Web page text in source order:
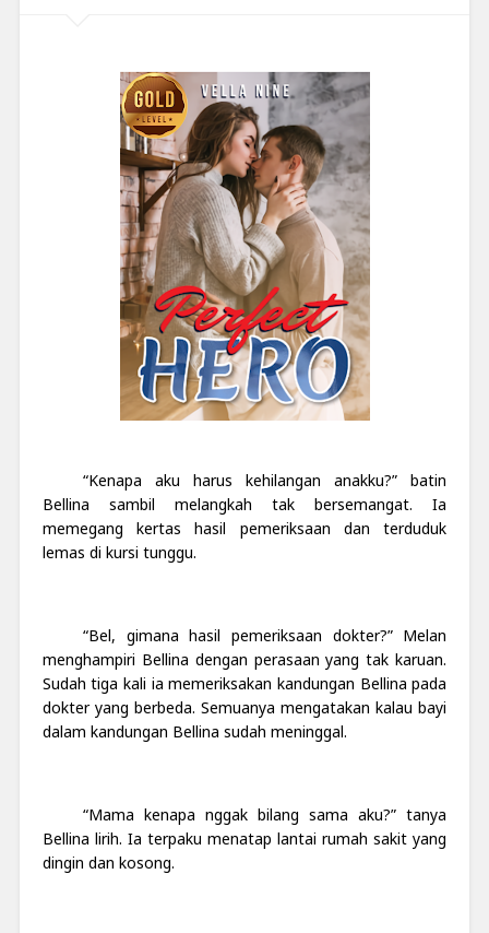
“Kenapa aku harus kehilangan anakku?” batin
Bellina sambil melangkah tak bersemangat. Ia
memegang kertas hasil pemeriksaan dan terduduk
lemas di kursi tunggu.
“Bel, gimana hasil pemeriksaan dokter?” Melan
menghampiri Bellina dengan perasaan yang tak karuan.
Sudah tiga kali ia memeriksakan kandungan Bellina pada
dokter yang berbeda. Semuanya mengatakan kalau bayi
dalam kandungan Bellina sudah meninggal.
“Mama kenapa nggak bilang sama aku?” tanya
Bellina lirih. Ia terpaku menatap lantai rumah sakit yang
dingin dan kosong.